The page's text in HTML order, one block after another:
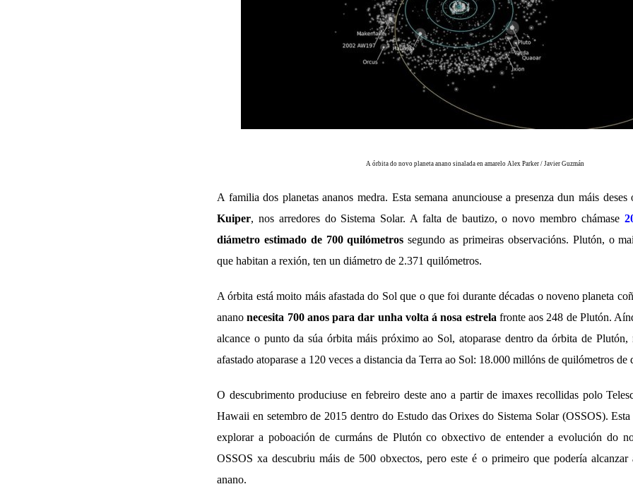
A órbita do novo planeta anano sinalada en amarelo Alex Parker / Javier Guzmán
A familia dos planetas ananos medra. Esta semana anunciouse a presenza dun máis deses
Kuiper, nos arredores do Sistema Solar. A falta de bautizo, o novo membro chámase
diámetro estimado de 700 quilómetros segundo as primeiras observacións. Plutón, o
que habitan a rexión, ten un diámetro de 2.371 quilómetros.
A órbita está moito máis afastada do Sol que o que foi durante décadas o noveno planeta
ananonecesita 700 anos para dar unha volta á nosa estrela fronte aos 248 de Plutón.
alcance o punto da súa órbita máis próximo ao Sol, atoparase dentro da órbita de Plutón,
afastado atoparase a 120 veces a distancia da Terra ao Sol: 18.000 millóns de quilómetros de
O descubrimento produciuse en febreiro deste ano a partir de imaxes recollidas polo
Hawaii en setembro de 2015 dentro do Estudo das Orixes do Sistema Solar (OSSOS).
explorar a poboación de curmáns de Plutón co obxectivo de entender a evolución do
OSSOS xa descubriu máis de 500 obxectos, pero este é o primeiro que podería alcanzar
anano.